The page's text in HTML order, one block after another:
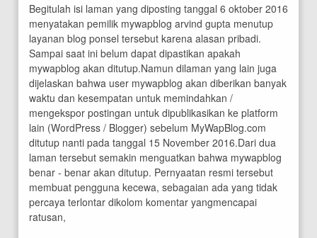
Begitulah isi laman yang diposting tanggal 6 oktober 2016
menyatakan pemilik mywapblog arvind gupta menutup
layanan blog ponsel tersebut karena alasan pribadi.
Sampai saat ini belum dapat dipastikan apakah
mywapblog akan ditutup.Namun dilaman yang lain juga
dijelaskan bahwa user mywapblog akan diberikan banyak
waktu dan kesempatan untuk memindahkan /
mengekspor postingan untuk dipublikasikan ke platform
lain (WordPress / Blogger) sebelum MyWapBlog.com
ditutup nanti pada tanggal 15 November 2016.Dari dua
laman tersebut semakin menguatkan bahwa mywapblog
benar - benar akan ditutup. Pernyaatan resmi tersebut
membuat pengguna kecewa, sebagaian ada yang tidak
percaya terlontar dikolom komentar yangmencapai
ratusan,